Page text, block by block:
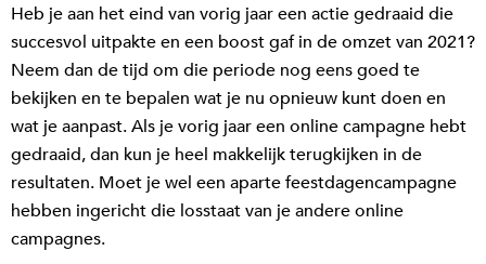
Heb je aan het eind van vorig jaar een actie gedraaid die
succesvol uitpakte en een boost gaf in de omzet van 2021?
Neem dan de tijd om die periode nog eens goed te
bekijken en te bepalen wat je nu opnieuw kunt doen en
wat je aanpast. Als je vorig jaar een online campagne hebt
gedraaid, dan kun je heel makkelijk terugkijken in de
resultaten. Moet je wel een aparte feestdagencampagne
hebben ingericht die losstaat van je andere online
campagnes.